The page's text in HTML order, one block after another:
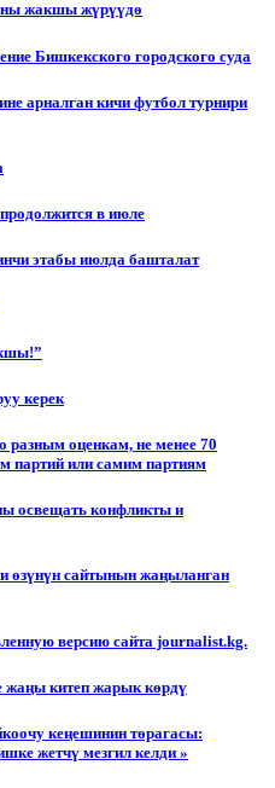
жакшы жүрүүдө
Бишкекского городского суда
арналган кичи футбол турнири
в июле
этабы июлда башталат
керек
оценкам, не менее 70
партий или самим партиям
освещать конфликты и
өзүнүн сайтынын жаңыланган
версию сайта journalist.kg.
жаңы китеп жарык көрдү
кеңешинин төрагасы:
жетчү мезгил келди »